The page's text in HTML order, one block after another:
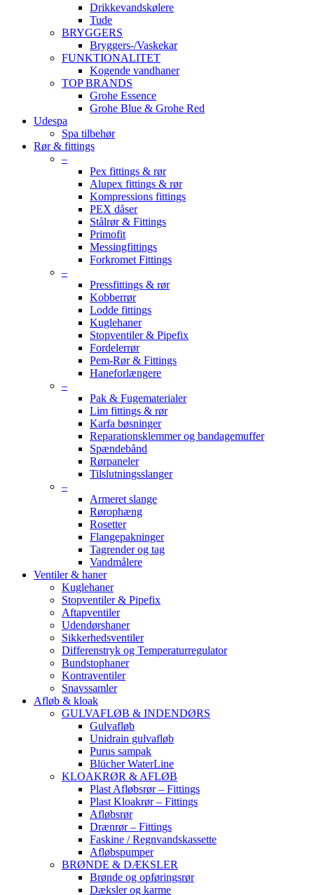
Drikkevandskølere
Tude
BRYGGERS
Bryggers-/Vaskekar
FUNKTIONALITET
Kogende vandhaner
TOP BRANDS
Grohe Essence
Grohe Blue & Grohe Red
Udespa
Spa tilbehør
Rør & fittings
–
Pex fittings & rør
Alupex fittings & rør
Kompressions fittings
PEX dåser
Stålrør & Fittings
Primofit
Messingfittings
Forkromet Fittings
–
Pressfittings & rør
Kobberrør
Lodde fittings
Kuglehaner
Stopventiler & Pipefix
Fordelerrør
Pem-Rør & Fittings
Haneforlængere
–
Pak & Fugematerialer
Lim fittings & rør
Karfa bøsninger
Reparationsklemmer og bandagemuffer
Spændebånd
Rørpaneler
Tilslutningsslanger
–
Armeret slange
Rørophæng
Rosetter
Flangepakninger
Tagrender og tag
Vandmålere
Ventiler & haner
Kuglehaner
Stopventiler & Pipefix
Aftapventiler
Udendørshaner
Sikkerhedsventiler
Differenstryk og Temperaturregulator
Bundstophaner
Kontraventiler
Snavssamler
Afløb & kloak
GULVAFLØB & INDENDØRS
Gulvafløb
Unidrain gulvafløb
Purus sampak
Blücher WaterLine
KLOAKRØR & AFLØB
Plast Afløbsrør – Fittings
Plast Kloakrør – Fittings
Afløbsrør
Drænrør – Fittings
Faskine / Regnvandskassette
Afløbspumper
BRØNDE & DÆKSLER
Brønde og opføringsrør
Dæksler og karme